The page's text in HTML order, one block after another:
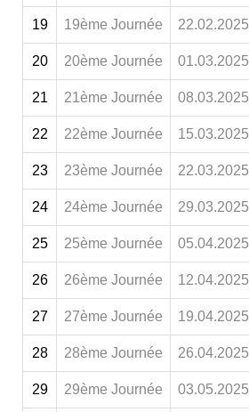
19 19ème Journée 22.02.2025
20 20ème Journée 01.03.2025
21 21ème Journée 08.03.2025
22 22ème Journée 15.03.2025
23 23ème Journée 22.03.2025
24 24ème Journée 29.03.2025
25 25ème Journée 05.04.2025
26 26ème Journée 12.04.2025
27 27ème Journée 19.04.2025
28 28ème Journée 26.04.2025
29 29ème Journée 03.05.2025